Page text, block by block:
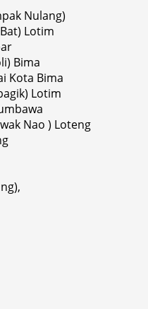
Nulang)
Lotim
Bima
Kota Bima
Lotim
Nao ) Loteng